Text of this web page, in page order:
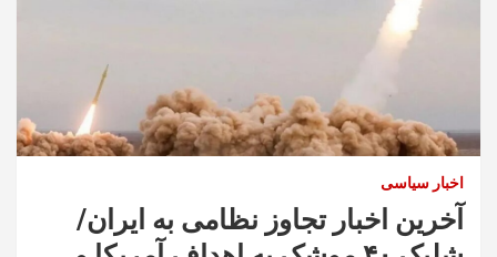
اخبار سیاسی
آخرین اخبار تجاوز نظامی به ایران/